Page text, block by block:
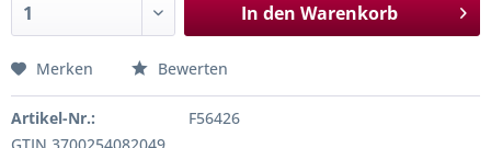
In den Warenkorb
Merken Bewerten
Artikel-Nr.:
F56426